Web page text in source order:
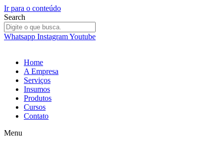
Ir para o conteúdo
Search
Whatsapp InstagramYoutube
Home
A Empresa
Serviços
Insumos
Produtos
Cursos
Contato
Menu